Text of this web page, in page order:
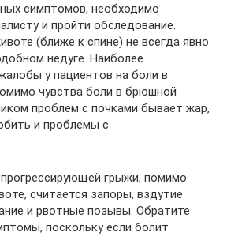
симптомов, необходимо
и пройти обследование.
(ближе к спине) не всегда явно
недуге. Наиболее
у пациентов на боли в
чувства боли в брюшной
проблем с почками бывает жар,
и проблемы с
грыжи, помимо
считается запоры, вздутие
и рвотные позывы. Обратите
поскольку если болит